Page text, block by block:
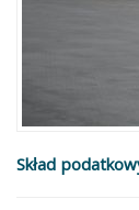
Skład